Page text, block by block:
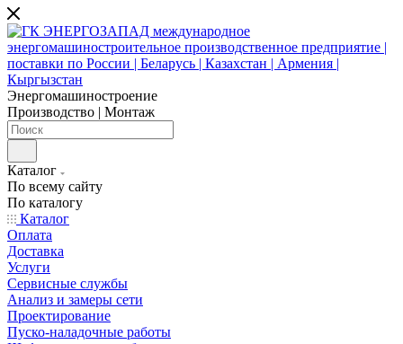
Энергомашиностроение
Производство | Монтаж
Каталог
По всему сайту
По каталогу
Каталог
Оплата
Доставка
Услуги
Сервисные службы
Анализ и замеры сети
Проектирование
Пуско-наладочные работы